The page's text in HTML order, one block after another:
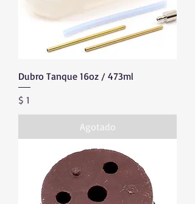
Dubro Tanque 16oz / 473ml
Precio
$ 1
Agotado